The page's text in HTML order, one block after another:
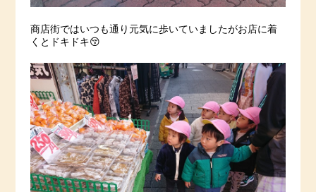
商店街ではいつも通り元気に歩いていましたがお店に着
くとドキドキ😚